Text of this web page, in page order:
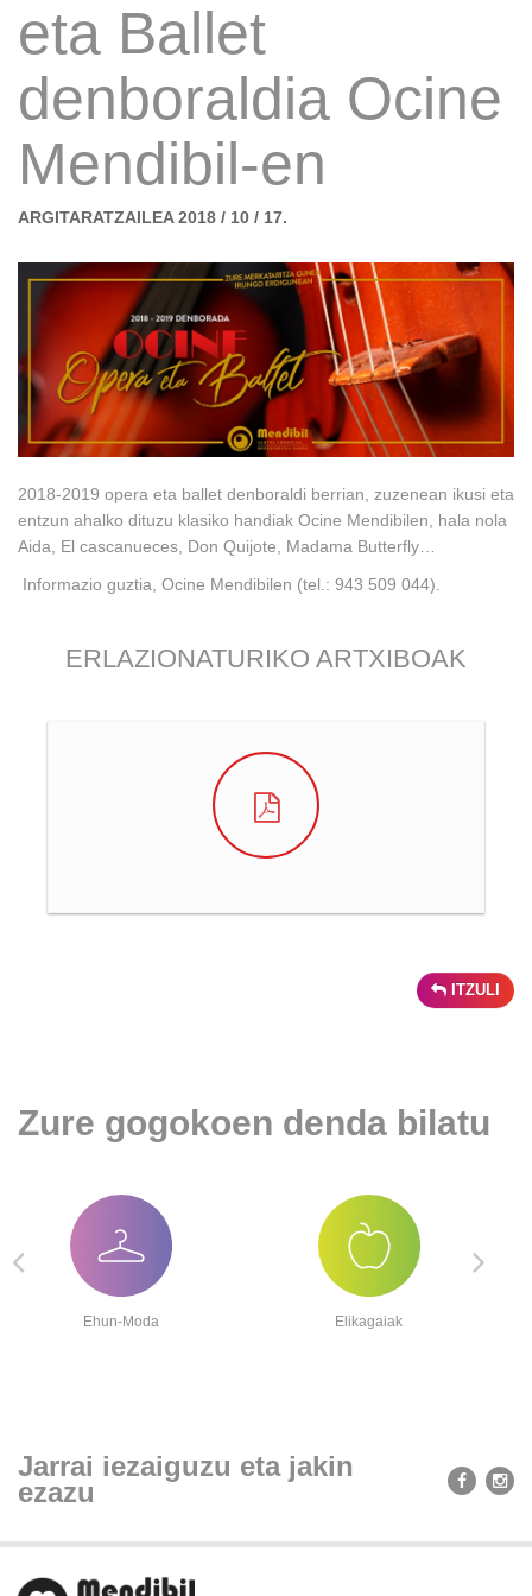
eta Ballet
denboraldia Ocine
Mendibil-en
ARGITARATZAILEA 2018 / 10 / 17.
2018-2019 opera eta ballet denboraldi berrian, zuzenean ikusi eta
entzun ahalko dituzu klasiko handiak Ocine Mendibilen, hala nola
Aida, El cascanueces, Don Quijote, Madama Butterfly…
Informazio guztia, Ocine Mendibilen (tel.: 943 509 044).
ERLAZIONATURIKO ARTXIBOAK
ITZULI
Zure gogokoen denda bilatu
Ehun-Moda Elikagaiak
Jarrai iezaiguzu eta jakin
ezazu